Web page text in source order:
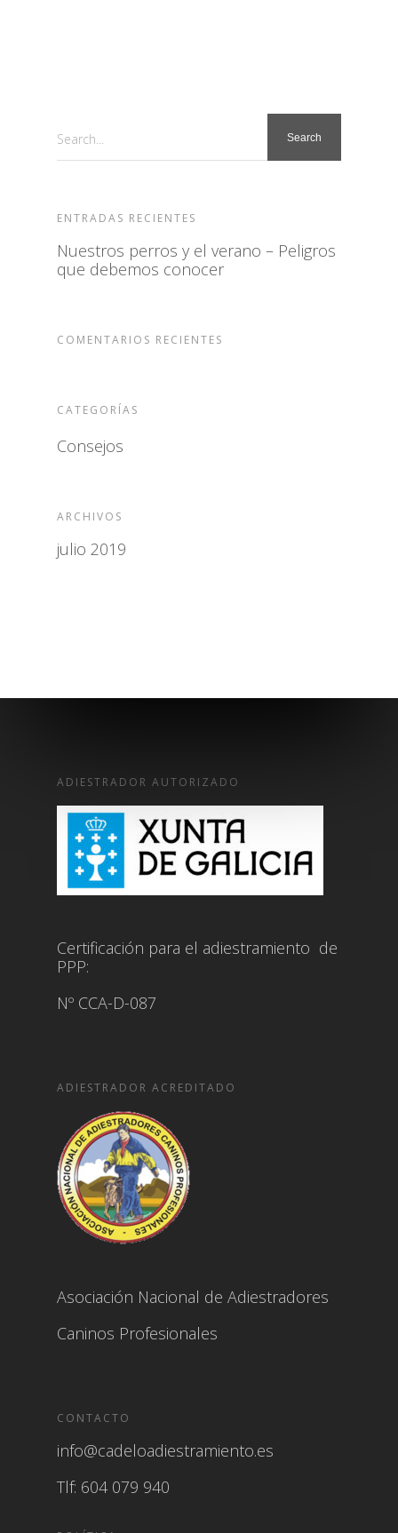
Search...
ENTRADAS RECIENTES
Nuestros perros y el verano – Peligros
que debemos conocer
COMENTARIOS RECIENTES
CATEGORÍAS
Consejos
ARCHIVOS
julio 2019
ADIESTRADOR AUTORIZADO
Certificación para el adiestramiento de
PPP:
Nº CCA-D-087
ADIESTRADOR ACREDITADO
Asociación Nacional de Adiestradores
Caninos Profesionales
CONTACTO
info@cadeloadiestramiento.es
Tlf: 604 079 940